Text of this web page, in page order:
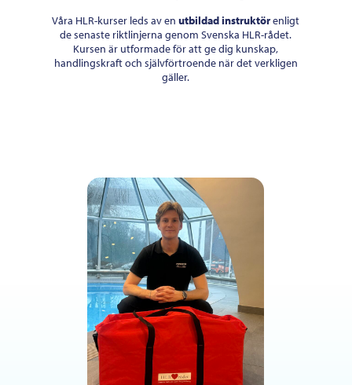
Våra HLR-kurser leds av enutbildad instruktörenligt
de senaste riktlinjerna genom Svenska HLR-rådet.
Kursen är utformade för att ge dig kunskap,
handlingskraft och självförtroende när det verkligen
gäller.